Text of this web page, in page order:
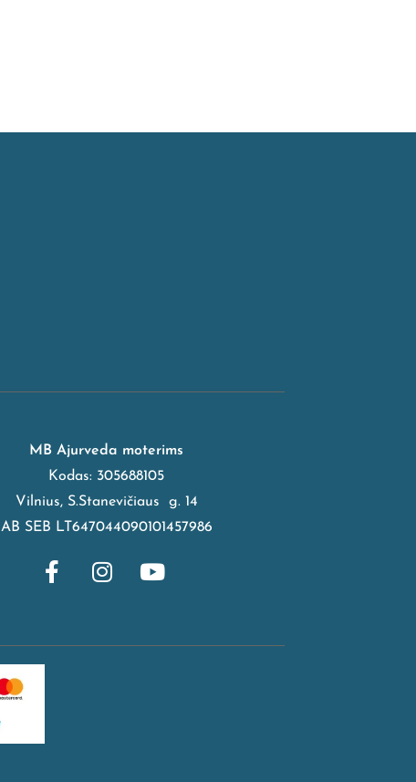
MB Ajurveda moterims
Kodas: 305688105
Vilnius, S.Stanevičiaus g. 14
AB SEB LT647044090101457986